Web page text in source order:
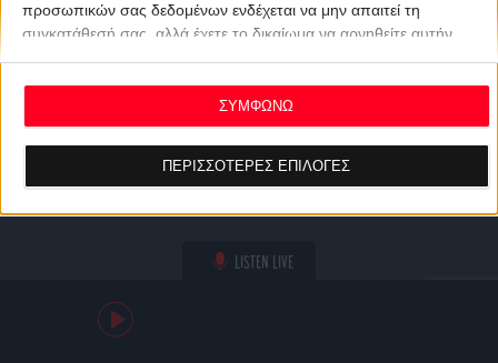
προσωπικών σας δεδομένων ενδέχεται να μην απαιτεί τη
συγκατάθεσή σας, αλλά έχετε το δικαίωμα να αρνηθείτε αυτήν
ανακαλέσετε τη συγκατάθεσή σας ανά πάσα στιγμή
επιστρέφοντας σε αυτόν τον ιστότοπο και κάνοντας κλικ στο
κουμπί "Απορρήτου" στο κάτω μέρος της ιστοσελίδας.
ΠΕΡΙΣΣΟΤΕΡΕΣ ΕΠΙΛΟΓΕΣ
ΣΥΜΦΩΝΩ
LISTEN LIVE